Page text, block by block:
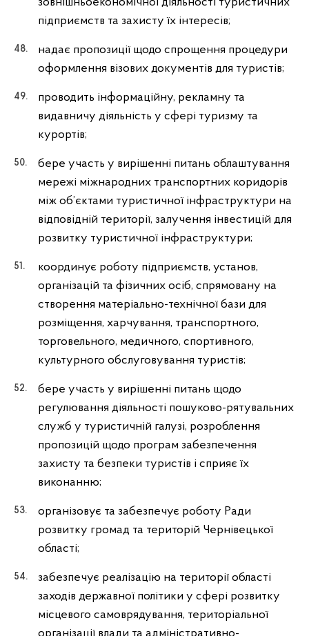
підприємств та захисту їх інтересів;
надає пропозиції щодо спрощення процедури
оформлення візових документів для туристів;
проводить інформаційну, рекламну та
видавничу діяльність у сфері туризму та
курортів;
бере участь у вирішенні питань облаштування
мережі міжнародних транспортних коридорів
між об’єктами туристичної інфраструктури на
відповідній території, залучення інвестицій для
розвитку туристичної інфраструктури;
координує роботу підприємств, установ,
організацій та фізичних осіб, спрямовану на
створення матеріально-технічної бази для
розміщення, харчування, транспортного,
торговельного, медичного, спортивного,
культурного обслуговування туристів;
бере участь у вирішенні питань щодо
регулювання діяльності пошуково-рятувальних
служб у туристичній галузі, розроблення
пропозицій щодо програм забезпечення
захисту та безпеки туристів і сприяє їх
виконанню;
організовує та забезпечує роботу Ради
розвитку громад та територій Чернівецької
області;
забезпечує реалізацію на території області
заходів державної політики у сфері розвитку
місцевого самоврядування, територіальної